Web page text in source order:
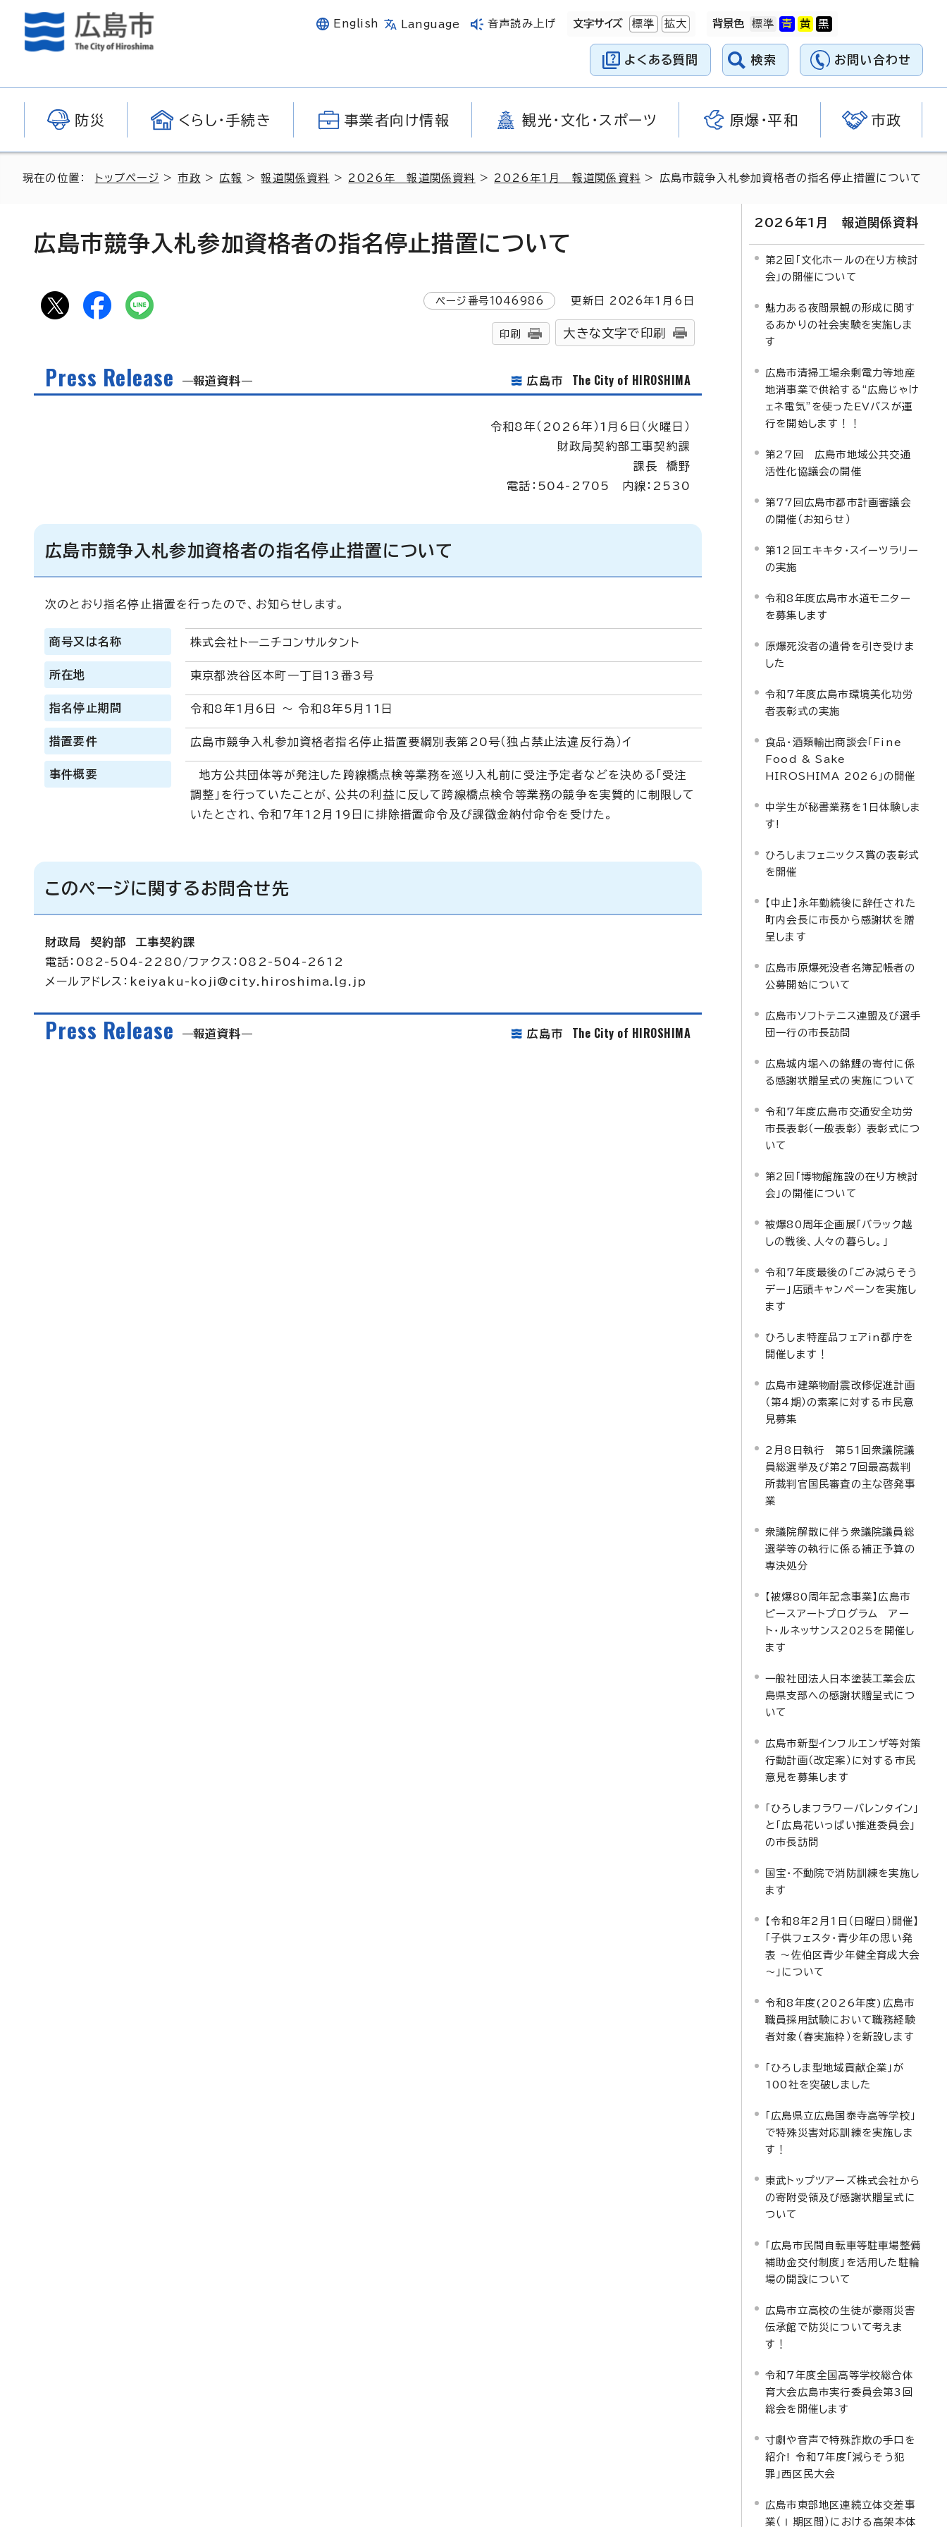
English Language 音声読み上げ 文字サイズ 標準 拡大 背景色
よくある質問 検索 お問い合わせ
防災 くらし・手続き 事業者向け情報 観光・文化・スポーツ 原爆・平和 市政
現在の位置： トップページ >市政 > 広報 >報道関係資料 > 2026年 報道関係資料 > 2026年1月 報道関係資料 > 広島市競争入札参加資格者の指名停止措置について
広島市競争入札参加資格者の指名停止措置について
ページ番号1046986 更新日 2026年1月6日
印刷 大きな文字で印刷
Press Release 報道資料 広島市 The City of HIROSHIMA
令和8年（2026年）1月6日（火曜日）
財政局契約部工事契約課
課長 橋野
電話：504-2705 内線：2530
広島市競争入札参加資格者の指名停止措置について
次のとおり指名停止措置を行ったので、お知らせします。
商号又は名称 株式会社トーニチコンサルタント
所在地 東京都渋谷区本町一丁目13番3号
指名停止期間 令和8年1月6日 ～ 令和8年5月11日
措置要件 広島市競争入札参加資格者指名停止措置要綱別表第20号（独占禁止法違反行為）イ
事件概要
地方公共団体等が発注した跨線橋点検等業務を巡り入札前に受注予定者などを決める「受注
調整」を行っていたことが、公共の利益に反して跨線橋点検令等業務の競争を実質的に制限して
いたとされ、令和7年12月19日に排除措置命令及び課徴金納付命令を受けた。
このページに関するお問合せ先
財政局 契約部 工事契約課
電話：082-504-2280/ファクス：082-504-2612
メールアドレス： keiyaku-koji@city.hiroshima.lg.jp
Press Release 報道資料 広島市 The City of HIROSHIMA
2026年1月 報道関係資料
第2回「文化ホールの在り方検討
会」の開催について
魅力ある夜間景観の形成に関す
るあかりの社会実験を実施しま
す
広島市清掃工場余剰電力等地産
地消事業で供給する“広島じゃけ
ェネ電気”を使ったEVバスが運
行を開始します！！
第27回 広島市地域公共交通
活性化協議会の開催
第77回広島市都市計画審議会
の開催（お知らせ）
第12回エキキタ・スイーツラリー
の実施
令和8年度広島市水道モニター
を募集します
原爆死没者の遺骨を引き受けま
した
令和7年度広島市環境美化功労
者表彰式の実施
食品・酒類輸出商談会「Fine
Food & Sake
HIROSHIMA 2026」の開催
中学生が秘書業務を1日体験しま
す!
ひろしまフェニックス賞の表彰式
を開催
【中止】永年勤続後に辞任された
町内会長に市長から感謝状を贈
呈します
広島市原爆死没者名簿記帳者の
公募開始について
広島市ソフトテニス連盟及び選手
団一行の市長訪問
広島城内堀への錦鯉の寄付に係
る感謝状贈呈式の実施について
令和7年度広島市交通安全功労
市長表彰（一般表彰） 表彰式につ
いて
第2回「博物館施設の在り方検討
会」の開催について
被爆80周年企画展「バラック越
しの戦後、人々の暮らし。」
令和7年度最後の「ごみ減らそう
デー」店頭キャンペーンを実施し
ます
ひろしま特産品フェアin都庁を
開催します！
広島市建築物耐震改修促進計画
（第4期）の素案に対する市民意
見募集
2月8日執行 第51回衆議院議
員総選挙及び第27回最高裁判
所裁判官国民審査の主な啓発事
業
衆議院解散に伴う衆議院議員総
選挙等の執行に係る補正予算の
専決処分
【被爆80周年記念事業】広島市
ピースアートプログラム アー
ト・ルネッサンス2025を開催し
ます
一般社団法人日本塗装工業会広
島県支部への感謝状贈呈式につ
いて
広島市新型インフルエンザ等対策
行動計画（改定案）に対する市民
意見を募集します
「ひろしまフラワーバレンタイン」
と「広島花いっぱい推進委員会」
の市長訪問
国宝・不動院で消防訓練を実施し
ます
【令和8年2月1日（日曜日）開催】
「子供フェスタ・青少年の思い発
表 ～佐伯区青少年健全育成大会
～」について
令和8年度(2026年度)広島市
職員採用試験において職務経験
者対象（春実施枠）を新設します
「ひろしま型地域貢献企業」が
100社を突破しました
「広島県立広島国泰寺高等学校」
で特殊災害対応訓練を実施しま
す！
東武トップツアーズ株式会社から
の寄附受領及び感謝状贈呈式に
ついて
「広島市民間自転車等駐車場整備
補助金交付制度」を活用した駐輪
場の開設について
広島市立高校の生徒が豪雨災害
伝承館で防災について考えま
す！
令和7年度全国高等学校総合体
育大会広島市実行委員会第3回
総会を開催します
寸劇や音声で特殊詐欺の手口を
紹介! 令和7年度「減らそう犯
罪」西区民大会
広島市東部地区連続立体交差事
業（Ⅰ期区間）における高架本体